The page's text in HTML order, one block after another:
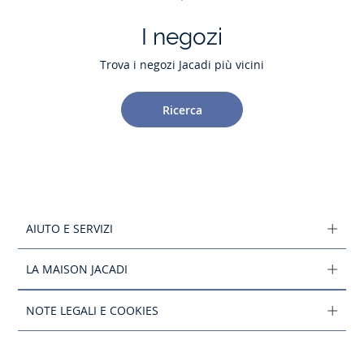
I negozi
Trova i negozi Jacadi più vicini
Ricerca
AIUTO E SERVIZI
LA MAISON JACADI
NOTE LEGALI E COOKIES